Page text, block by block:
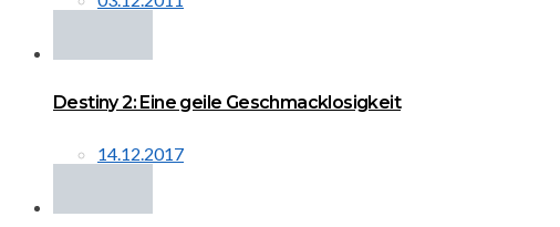
Destiny 2: Eine geile Geschmacklosigkeit
14.12.2017